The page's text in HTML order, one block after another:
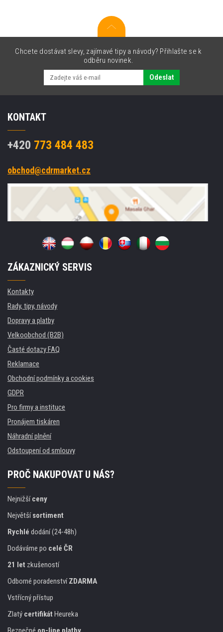
Chcete dostávat slevy, zajímavé tipy a návody? Přihlašte se k
odběru novinek.
Odeslat
KONTAKT
+420 773 484 483
obchod@cdrmarket.cz
ZÁKAZNICKÝ SERVIS
Kontakty
Rady, tipy, návody
Dopravy a platby
Velkoobchod (B2B)
Časté dotazy FAQ
Reklamace
Obchodní podmínky a cookies
GDPR
Pro firmy a instituce
Pronájem tiskáren
Náhradní plnění
Odstoupení od smlouvy
PROČ NAKUPOVAT U NÁS?
Nejnižšíceny
Největšísortiment
Rychlé dodání (24-48h)
Dodáváme po celé ČR
21 let zkušeností
Odborné poradenstvíZDARMA
Vstřícný přístup
Zlatý certifikát Heureka